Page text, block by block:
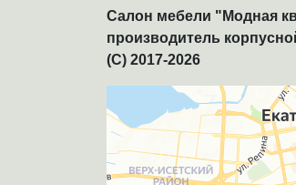
Салон мебели "Модная
производитель
(C) 2017-2026